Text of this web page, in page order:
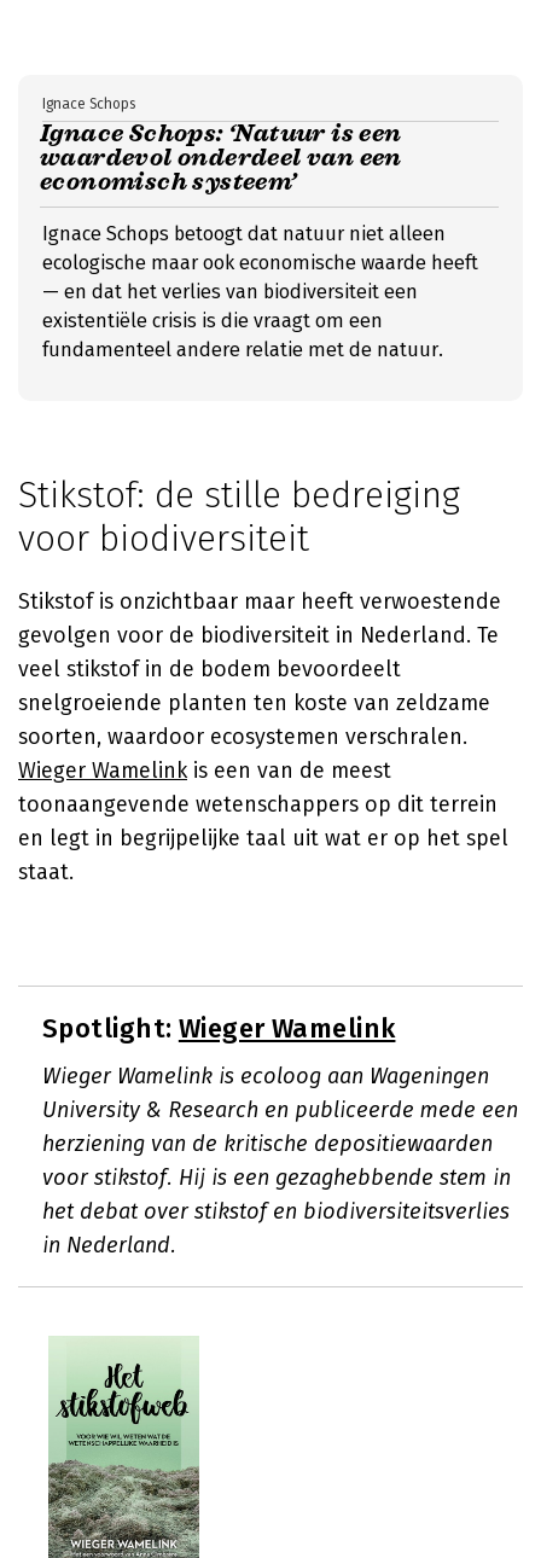
Ignace Schops: ‘Natuur is een
waardevol onderdeel van een
economisch systeem’
Ignace Schops
Ignace Schops betoogt dat natuur niet alleen
ecologische maar ook economische waarde heeft
— en dat het verlies van biodiversiteit een
existentiële crisis is die vraagt om een
fundamenteel andere relatie met de natuur.
Stikstof: de stille bedreiging
voor biodiversiteit
Stikstof is onzichtbaar maar heeft verwoestende
gevolgen voor de biodiversiteit in Nederland. Te
veel stikstof in de bodem bevoordeelt
snelgroeiende planten ten koste van zeldzame
soorten, waardoor ecosystemen verschralen.
Wieger Wamelinkis een van de meest
toonaangevende wetenschappers op dit terrein
en legt in begrijpelijke taal uit wat er op het spel
staat.
Spotlight: Wieger Wamelink
Wieger Wamelink is ecoloog aan Wageningen
University & Research en publiceerde mede een
herziening van de kritische depositiewaarden
voor stikstof. Hij is een gezaghebbende stem in
het debat over stikstof en biodiversiteitsverlies
in Nederland.